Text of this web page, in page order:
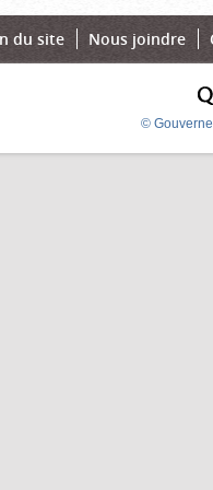
du site Nous joindre
©